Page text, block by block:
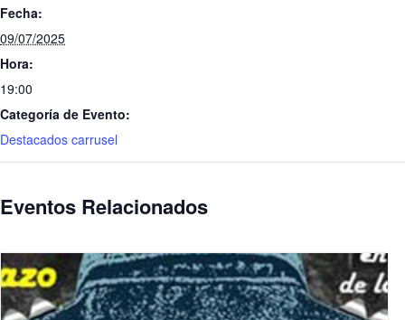
Fecha:
09/07/2025
Hora:
19:00
Categoría de Evento:
Destacados carrusel
Eventos Relacionados